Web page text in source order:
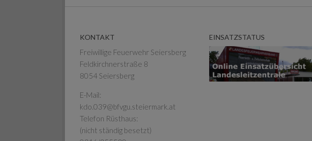
KONTAKT
Freiwillige Feuerwehr Seiersberg
Feldkirchnerstraße 8
8054 Seiersberg
E-Mail:
kdo.039@bfvgu.steiermark.at
Telefon Rüsthaus:
(nicht ständig besetzt)
EINSATZSTATUS